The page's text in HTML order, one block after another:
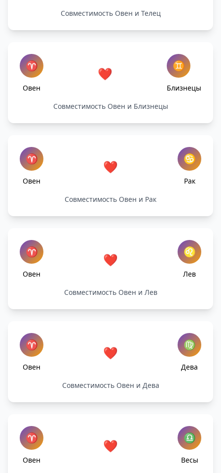
Совместимость Овен и Телец
♈
Овен
❤️ ♊
Близнецы
Совместимость Овен и Близнецы
♈
Овен
❤️ ♋
Рак
Совместимость Овен и Рак
♈
Овен
❤️ ♌
Лев
Совместимость Овен и Лев
♈
Овен
❤️ ♍
Дева
Совместимость Овен и Дева
♈
Овен
❤️ ♎
Весы